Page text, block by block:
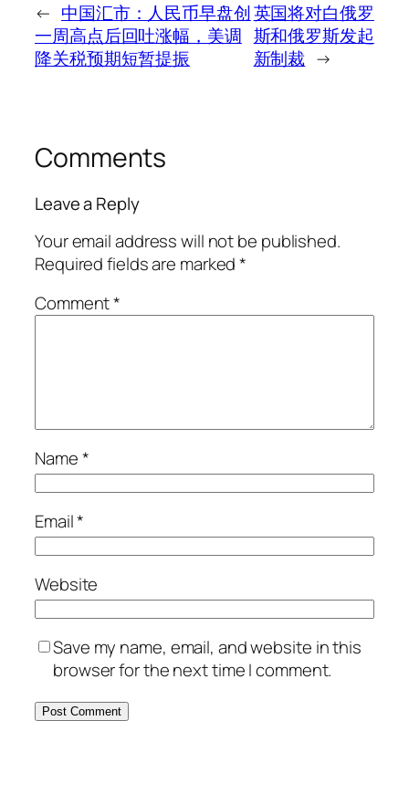
← 中国汇市：人民币早盘创
一周高点后回吐涨幅，美调
降关税预期短暂提振
英国将对白俄罗
斯和俄罗斯发起
新制裁 →
Comments
Leave a Reply
Your email address will not be published.
Required fields are marked*
Comment*
Name*
Email*
Website
Save my name, email, and website in this
browser for the next time I comment.